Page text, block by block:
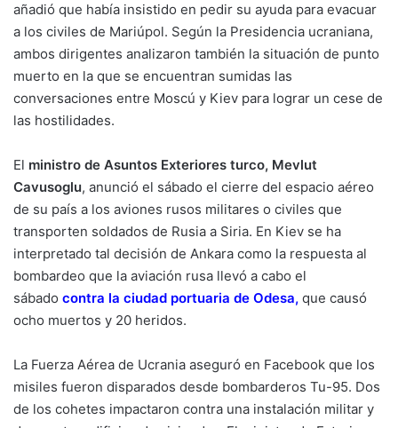
añadió que había insistido en pedir su ayuda para evacuar
a los civiles de Mariúpol. Según la Presidencia ucraniana,
ambos dirigentes analizaron también la situación de punto
muerto en la que se encuentran sumidas las
conversaciones entre Moscú y Kiev para lograr un cese de
las hostilidades.
El ministro de Asuntos Exteriores turco, Mevlut
Cavusoglu, anunció el sábado el cierre del espacio aéreo
de su país a los aviones rusos militares o civiles que
transporten soldados de Rusia a Siria. En Kiev se ha
interpretado tal decisión de Ankara como la respuesta al
bombardeo que la aviación rusa llevó a cabo el
sábado contra la ciudad portuaria de Odesa, que causó
ocho muertos y 20 heridos.
La Fuerza Aérea de Ucrania aseguró en Facebook que los
misiles fueron disparados desde bombarderos Tu-95. Dos
de los cohetes impactaron contra una instalación militar y